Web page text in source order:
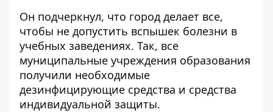
Он подчеркнул, что город делает все,
чтобы не допустить вспышек болезни в
учебных заведениях. Так, все
муниципальные учреждения образования
получили необходимые
дезинфицирующие средства и средства
индивидуальной защиты.